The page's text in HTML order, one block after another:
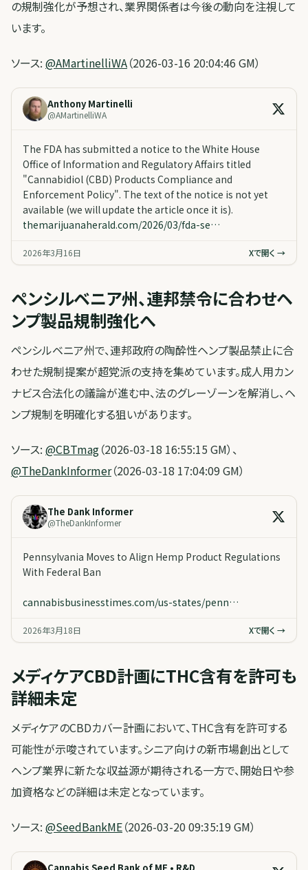
の規制強化が予想され、業界関係者は今後の動向を注視して
います。
ソース: @AMartinelliWA（2026-03-16 20:04:46 GM）
Anthony Martinelli
@AMartinelliWA
The FDA has submitted a notice to the White House
Office of Information and Regulatory Affairs titled
"Cannabidiol (CBD) Products Compliance and
Enforcement Policy". The text of the notice is not yet
available (we will update the article once it is).
themarijuanaherald.com/2026/03/fda-se…
2026年3月16日 Xで開く →
ペンシルベニア州、連邦禁令に合わせヘ
ンプ製品規制強化へ
ペンシルベニア州で、連邦政府の陶酔性ヘンプ製品禁止に合
わせた規制提案が超党派の支持を集めています。成人用カン
ナビス合法化の議論が進む中、法のグレーゾーンを解消し、ヘ
ンプ規制を明確化する狙いがあります。
ソース: @CBTmag（2026-03-18 16:55:15 GM）、
@TheDankInformer（2026-03-18 17:04:09 GM）
The Dank Informer
@TheDankInformer
Pennsylvania Moves to Align Hemp Product Regulations
With Federal Ban
cannabisbusinesstimes.com/us-states/penn…
2026年3月18日 Xで開く →
メディケアCBD計画にTHC含有を許可も
詳細未定
メディケアのCBDカバー計画において、THC含有を許可する
可能性が示唆されています。シニア向けの新市場創出として
ヘンプ業界に新たな収益源が期待される一方で、開始日や参
加資格などの詳細は未定となっています。
ソース: @SeedBankME（2026-03-20 09:35:19 GM）
Cannabis Seed Bank of ME • R&D